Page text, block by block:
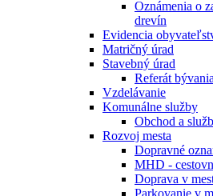
Oznámenia o
drevín
Evidencia
Matričný úrad
Stavebný úrad
Referát bývania
Vzdelávanie
Komunálne služby
Obchod a
Rozvoj mesta
Dopravné
MHD -
Doprava v
Parkovanie v